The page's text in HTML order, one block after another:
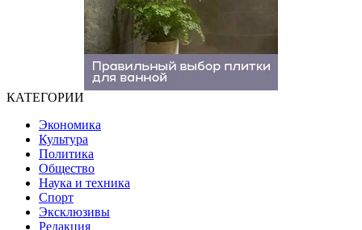
КАТЕГОРИИ
Экономика
Культура
Политика
Общество
Наука и техника
Спорт
Эксклюзивы
Редакция